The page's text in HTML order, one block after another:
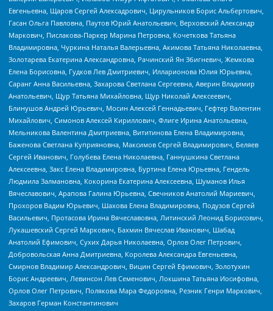
Евгеньевна, Щаров Сергей Алексадрович, Цирульников Борис Альбертович,
Гасан Ольга Павловна, Паутов Юрий Анатольевич, Верховский Александр
Маркович, Пислакова-Паркер Марина Петровна, Кочеткова Татьяна
Владимировна, Чуркина Наталья Валерьевна, Акимова Татьяна Николаевна,
Золотарева Екатерина Александровна, Рачинский Ян Збигневич, Жемкова
Елена Борисовна, Гудков Лев Дмитриевич, Илларионова Юлия Юрьевна,
Саранг Анна Васильевна, Захарова Светлана Сергеевна, Аверин Владимир
Анатольевич, Щур Татьяна Михайловна, Щур Николай Алексеевич,
Блинушов Андрей Юрьевич, Мосин Алексей Геннадьевич, Гефтер Валентин
Михайлович, Симонов Алексей Кириллович, Флиге Ирина Анатольевна,
Мельникова Валентина Дмитриевна, Вититинова Елена Владимировна,
Баженова Светлана Куприяновна, Максимов Сергей Владимирович, Беляев
Сергей Иванович, Голубева Елена Николаевна, Ганнушкина Светлана
Алексеевна, Закс Елена Владимировна, Буртина Елена Юрьевна, Гендель
Людмила Залмановна, Кокорина Екатерина Алексеевна, Шуманов Илья
Вячеславович, Арапова Галина Юрьевна, Свечников Анатолий Мариевич,
Прохоров Вадим Юрьевич, Шахова Елена Владимировна, Подузов Сергей
Васильевич, Протасова Ирина Вячеславовна, Литинский Леонид Борисович,
Лукашевский Сергей Маркович, Бахмин Вячеслав Иванович, Шабад
Анатолий Ефимович, Сухих Дарья Николаевна, Орлов Олег Петрович,
Добровольская Анна Дмитриевна, Королева Александра Евгеньевна,
Смирнов Владимир Александрович, Вицин Сергей Ефимович, Золотухин
Борис Андреевич, Левинсон Лев Семенович, Локшина Татьяна Иосифовна,
Орлов Олег Петрович, Полякова Мара Федоровна, Резник Генри Маркович,
Захаров Герман Константинович